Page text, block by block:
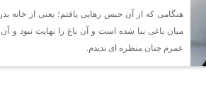
هنگامی که از آن حبس رهایی یافتم؛ یعنی از خانه
میان باغی بنا شده است و آن باغ را نهایت نبود و
عمرم چنان منظره ای ندیدم.